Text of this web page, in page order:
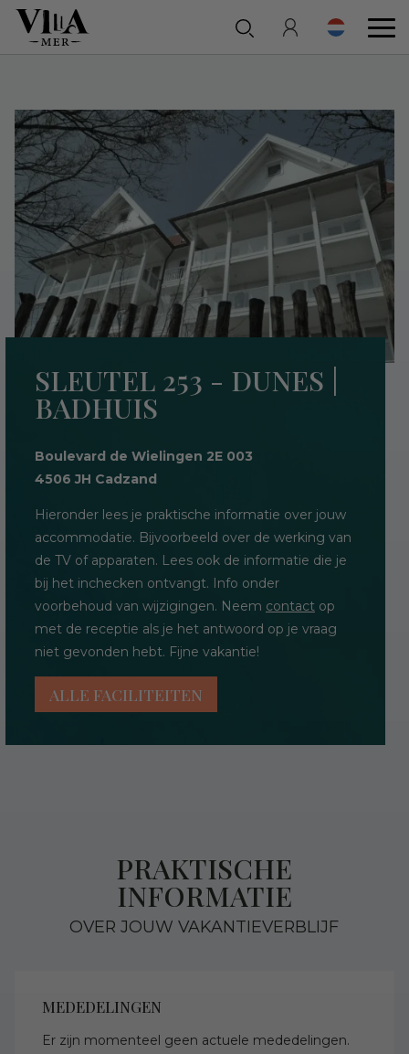
SLEUTEL 253 - DUNES |
BADHUIS
Boulevard de Wielingen 2E 003
4506 JH Cadzand
Hieronder lees je praktische informatie over jouw
accommodatie. Bijvoorbeeld over de werking van
de TV of apparaten. Lees ook de informatie die je
bij het inchecken ontvangt. Info onder
voorbehoud van wijzigingen. Neem contact op
met de receptie als je het antwoord op je vraag
niet gevonden hebt. Fijne vakantie!
ALLE FACILITEITEN
PRAKTISCHE
INFORMATIE
OVER JOUW VAKANTIEVERBLIJF
MEDEDELINGEN
Er zijn momenteel geen actuele mededelingen.